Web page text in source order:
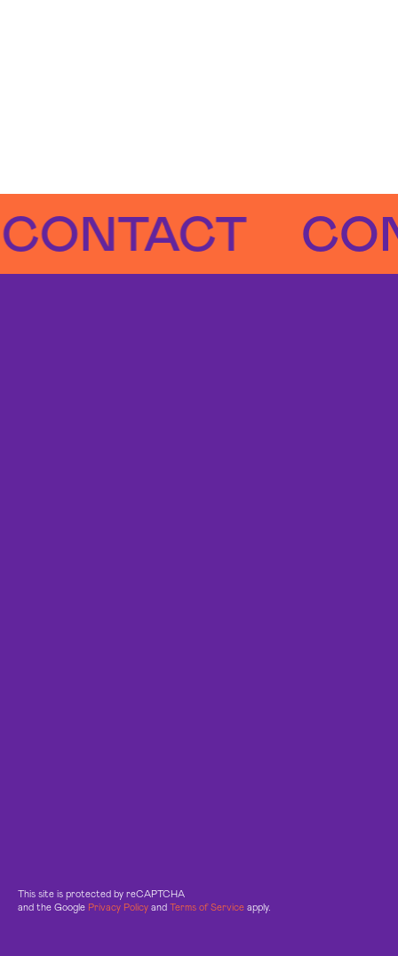
This site is protected by reCAPTCHA
and the Google Privacy Policy and Terms of Service apply.